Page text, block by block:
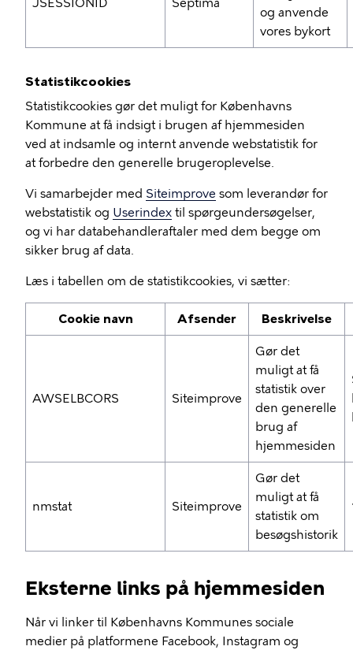
JSESSIONID Septima
og anvende
vores bykort
Statistikcookies
Statistikcookies gør det muligt for Københavns
Kommune at få indsigt i brugen af hjemmesiden
ved at indsamle og internt anvende webstatistik for
at forbedre den generelle brugeroplevelse.
Vi samarbejder med Siteimprove som leverandør for
webstatistik og Userindex til spørgeundersøgelser,
og vi har databehandleraftaler med dem begge om
sikker brug af data.
Læs i tabellen om de statistikcookies, vi sætter:
Cookie navn Afsender Beskrivelse
AWSELBCORS Siteimprove
Gør det
muligt at få
statistik over
den generelle
brug af
hjemmesiden
nmstat Siteimprove
Gør det
muligt at få
statistik om
besøgshistorik
Eksterne links på hjemmesiden
Når vi linker til Københavns Kommunes sociale
medier på platformene Facebook, Instagram og